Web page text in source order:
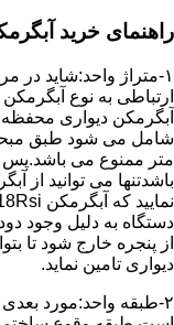
راهنمای خرید
۱-متراژ واحد:شاید در
ارتباطی به نوع آبگرمکن
آبگرمکن دیواری محفظه
باشدتنها می توانید از
دستگاه به دلیل وجود
از پنجره خارج شود تا
دیواری تامین نماید.
۲-طبقه واحد:مورد بعدی